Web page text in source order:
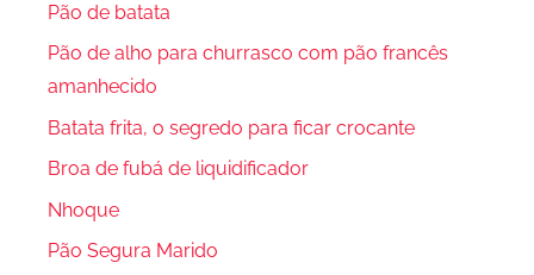
Pão de batata
Pão de alho para churrasco com pão francês
amanhecido
Batata frita, o segredo para ficar crocante
Broa de fubá de liquidificador
Nhoque
Pão Segura Marido